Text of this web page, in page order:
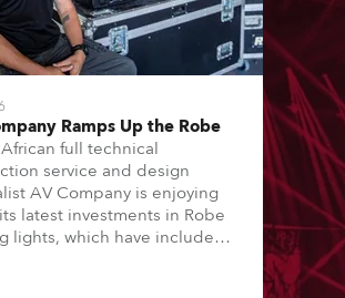
Ramps Up the Robe
full technical
service and design
AV Company is enjoying
latest investments in Robe
lights, which have included